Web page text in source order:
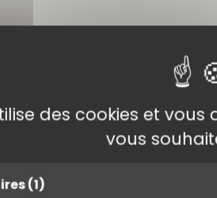
des cookies et
vous
(1)